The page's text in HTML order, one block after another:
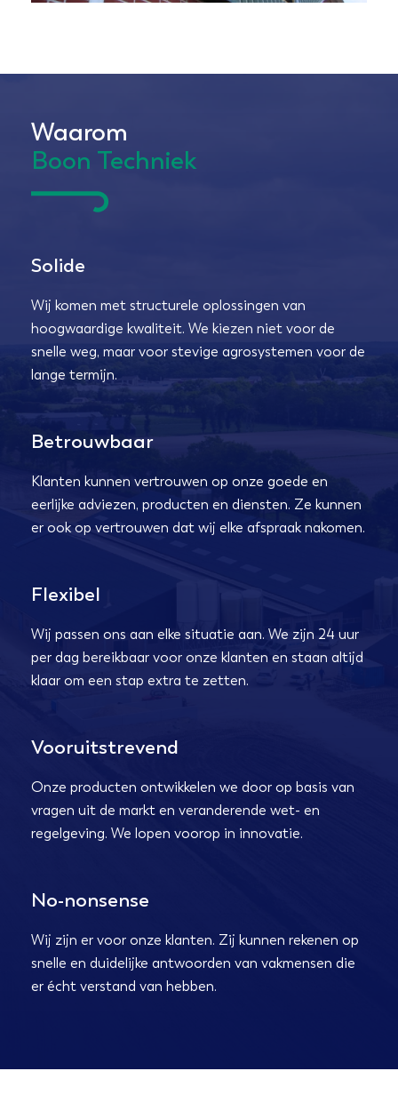
Waarom
Boon Techniek
Solide
Wij komen met structurele oplossingen van
hoogwaardige kwaliteit. We kiezen niet voor de
snelle weg, maar voor stevige agrosystemen voor de
lange termijn.
Betrouwbaar
Klanten kunnen vertrouwen op onze goede en
eerlijke adviezen, producten en diensten. Ze kunnen
er ook op vertrouwen dat wij elke afspraak nakomen.
Flexibel
Wij passen ons aan elke situatie aan. We zijn 24 uur
per dag bereikbaar voor onze klanten en staan altijd
klaar om een stap extra te zetten.
Vooruitstrevend
Onze producten ontwikkelen we door op basis van
vragen uit de markt en veranderende wet- en
regelgeving. We lopen voorop in innovatie.
No-nonsense
Wij zijn er voor onze klanten. Zij kunnen rekenen op
snelle en duidelijke antwoorden van vakmensen die
er écht verstand van hebben.